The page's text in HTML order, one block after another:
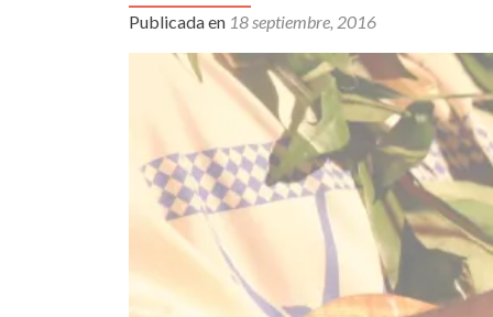
Publicada en 18 septiembre, 2016